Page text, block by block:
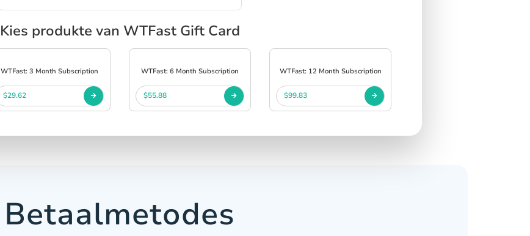
Kies produkte van WTFast Gift Card
WTFast: 3 Month Subscription
$29.62
WTFast: 6 Month Subscription
$55.88
WTFast: 12 Month Subscription
$99.83
Betaalmetodes